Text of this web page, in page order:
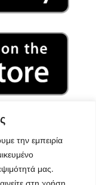
την εμπειρία
μας.
στη χρήση